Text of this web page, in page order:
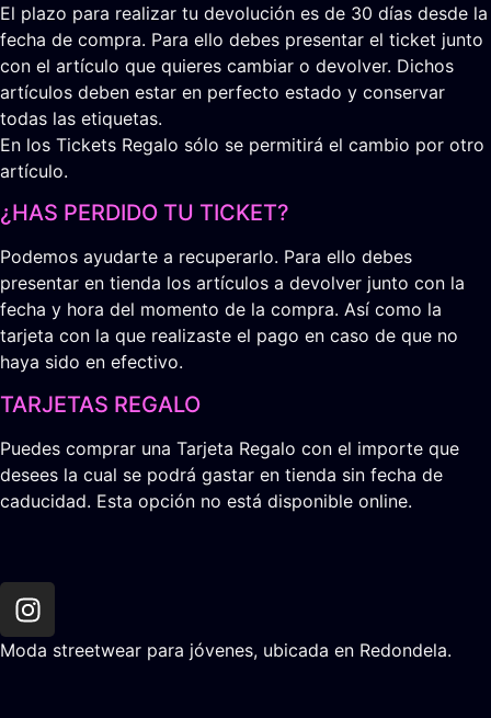
El plazo para realizar tu devolución es de 30 días desde la
fecha de compra. Para ello debes presentar el ticket junto
con el artículo que quieres cambiar o devolver. Dichos
artículos deben estar en perfecto estado y conservar
todas las etiquetas.
En los Tickets Regalo sólo se permitirá el cambio por otro
artículo.
¿HAS PERDIDO TU TICKET?
Podemos ayudarte a recuperarlo. Para ello debes
presentar en tienda los artículos a devolver junto con la
fecha y hora del momento de la compra. Así como la
tarjeta con la que realizaste el pago en caso de que no
haya sido en efectivo.
TARJETAS REGALO
Puedes comprar una Tarjeta Regalo con el importe que
desees la cual se podrá gastar en tienda sin fecha de
caducidad. Esta opción no está disponible online.
Moda streetwear para jóvenes, ubicada en Redondela.